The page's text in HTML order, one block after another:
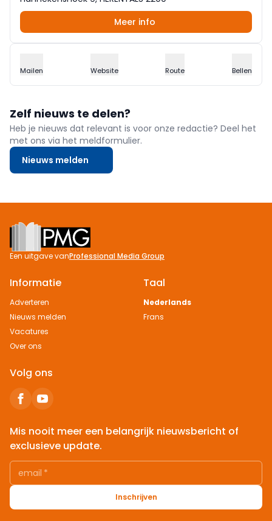
Meer info
Mailen Website Route Bellen
Zelf nieuws te delen?
Heb je nieuws dat relevant is voor onze redactie? Deel het
met ons via het meldformulier.
Nieuws melden
Footer
Een uitgave vanProfessional Media Group
Informatie
Adverteren
Nieuws melden
Vacatures
Over ons
Taal
Nederlands
Frans
Volg ons
Mis nooit meer een belangrijk nieuwsbericht of
exclusieve update.
email *
Inschrijven